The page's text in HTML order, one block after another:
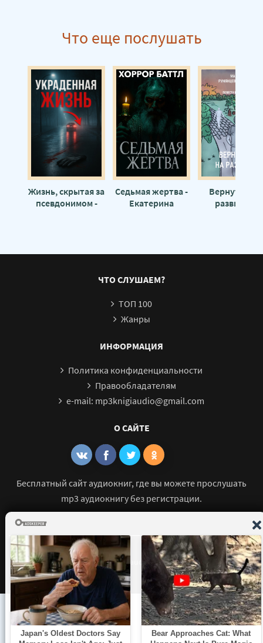
Что еще послушать
Жизнь, скрытая за
псевдонимом -
Седьмая жертва -
Екатерина
Вернуться
развилку -
ЧТО СЛУШАЕМ?
ТОП 100
Жанры
ИНФОРМАЦИЯ
Политика конфиденциальности
Правообладателям
e-mail: mp3knigiaudio@gmail.com
О САЙТЕ
Бесплатный сайт аудиокниг, где вы можете прослушать
mp3 аудиокнигу без регистрации.
© 2021 - 2026 mp3-knigi-audio.com Все права защищены